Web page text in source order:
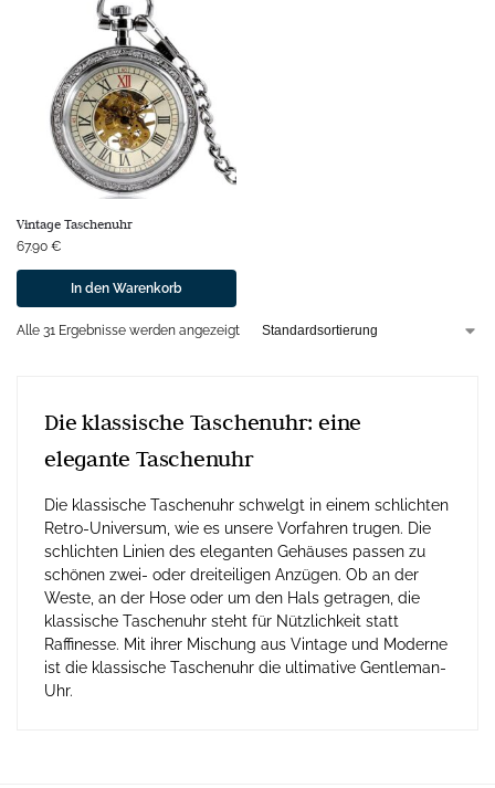
Vintage Taschenuhr
67.90 €
In den Warenkorb
Alle 31 Ergebnisse werden angezeigt
Die klassische Taschenuhr: eine
elegante Taschenuhr
Die klassische Taschenuhr schwelgt in einem schlichten
Retro-Universum, wie es unsere Vorfahren trugen. Die
schlichten Linien des eleganten Gehäuses passen zu
schönen zwei- oder dreiteiligen Anzügen. Ob an der
Weste, an der Hose oder um den Hals getragen, die
klassische Taschenuhr steht für Nützlichkeit statt
Raffinesse. Mit ihrer Mischung aus Vintage und Moderne
ist die klassische Taschenuhr die ultimative Gentleman-
Uhr.